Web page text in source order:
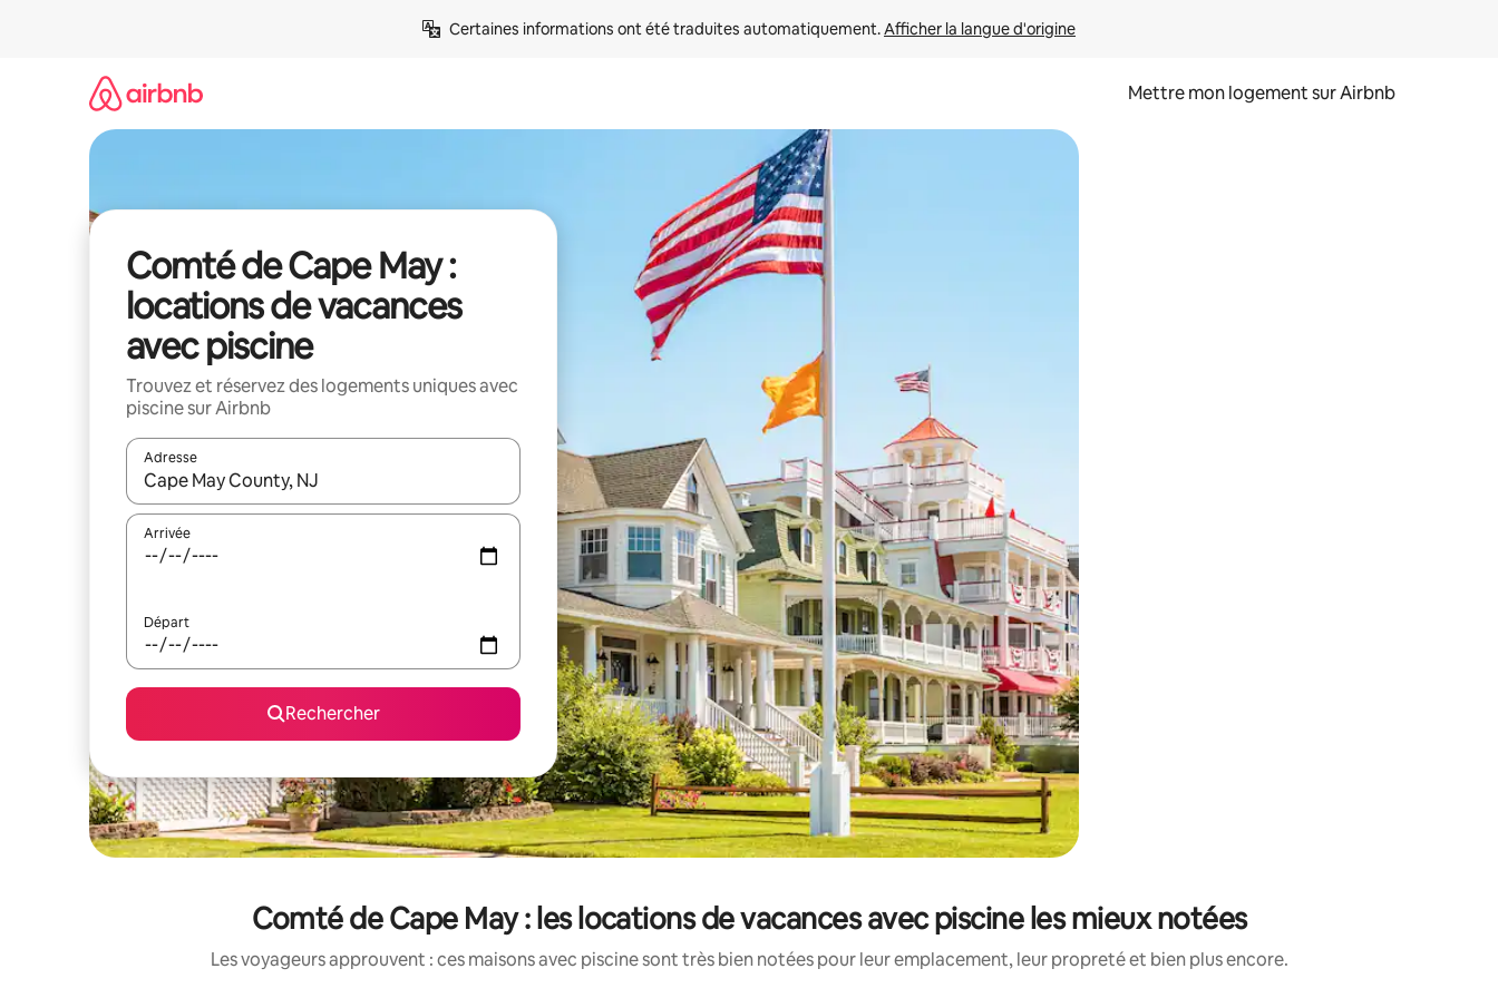
Certaines informations ont été traduites automatiquement. Afficher la langue d'origine
Mettre mon logement sur Airbnb
Comté de Cape May :
locations de vacances
avec piscine
Trouvez et réservez des logements uniques avec
piscine sur Airbnb
Adresse
Lorsque les résultats s'affichent, utilisez les flèches vers le haut et vers le bas pour les parcourir ou en appuyant et en faisant glisser.
Arrivée
Départ
Rechercher
Comté de Cape May : les locations de vacances avec piscine les mieux notées
Les voyageurs approuvent : ces maisons avec piscine sont très bien notées pour leur emplacement, leur propreté et bien plus encore.